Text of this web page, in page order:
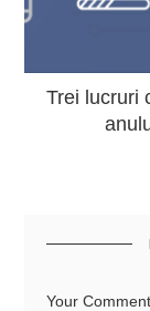
Trei lucruri
Your